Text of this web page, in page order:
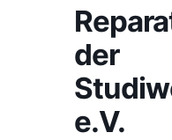
der
e.V.